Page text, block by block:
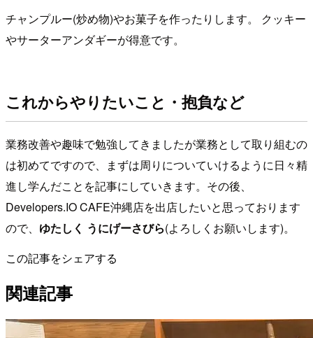
チャンプルー(炒め物)やお菓子を作ったりします。 クッキー
やサーターアンダギーが得意です。
これからやりたいこと・抱負など
業務改善や趣味で勉強してきましたが業務として取り組むの
は初めてですので、まずは周りについていけるように日々精
進し学んだことを記事にしていきます。その後、
Developers.IO CAFE沖縄店を出店したいと思っております
ので、 ゆたしく うにげーさびら(よろしくお願いします)。
この記事をシェアする
関連記事